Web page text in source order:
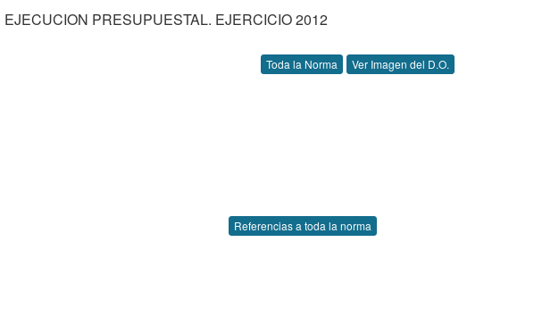
PRESUPUESTAL. EJERCICIO 2012
Toda la Norma Ver Imagen del D.O.
Referencias a toda la norma